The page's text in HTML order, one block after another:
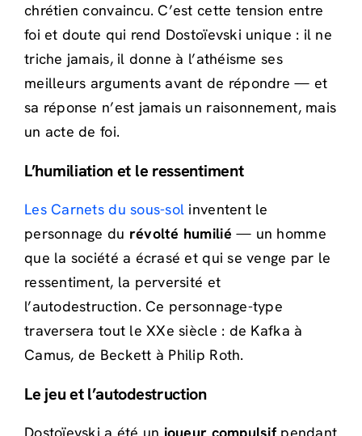
chrétien convaincu. C’est cette tension entre
foi et doute qui rend Dostoïevski unique : il ne
triche jamais, il donne à l’athéisme ses
meilleurs arguments avant de répondre — et
sa réponse n’est jamais un raisonnement, mais
un acte de foi.
L’humiliation et le ressentiment
Les Carnets du sous-sol inventent le
personnage du révolté humilié — un homme
que la société a écrasé et qui se venge par le
ressentiment, la perversité et
l’autodestruction. Ce personnage-type
traversera tout le XXe siècle : de Kafka à
Camus, de Beckett à Philip Roth.
Le jeu et l’autodestruction